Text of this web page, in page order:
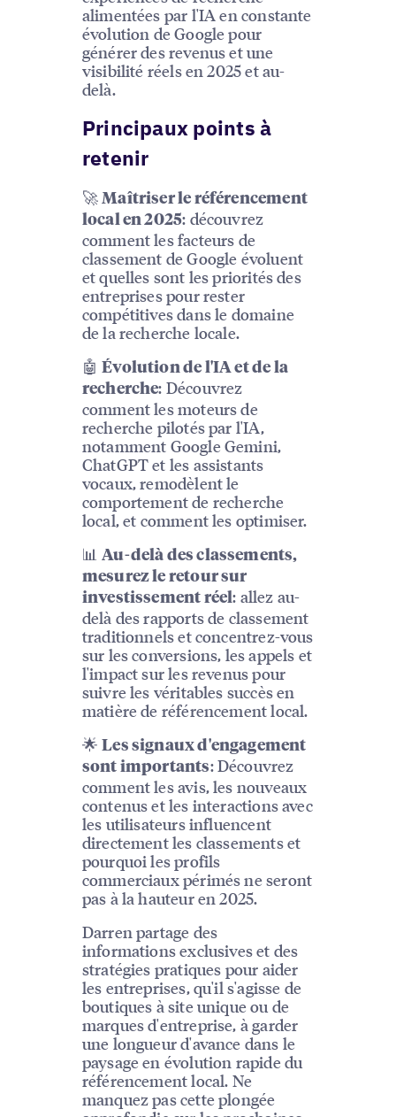
alimentées par l'IA en constante
évolution de Google pour
générer des revenus et une
visibilité réels en 2025 et au-
delà.
Principaux points à
retenir
🚀 Maîtriser le référencement
local en 2025: découvrez
comment les facteurs de
classement de Google évoluent
et quelles sont les priorités des
entreprises pour rester
compétitives dans le domaine
de la recherche locale.
🤖Évolution de l'IA et de la
recherche: Découvrez
comment les moteurs de
recherche pilotés par l'IA,
notamment Google Gemini,
ChatGPT et les assistants
vocaux, remodèlent le
comportement de recherche
local, et comment les optimiser.
📊 Au-delà des classements,
mesurez le retour sur
investissement réel: allez au-
delà des rapports de classement
traditionnels et concentrez-vous
sur les conversions, les appels et
l'impact sur les revenus pour
suivre les véritables succès en
matière de référencement local.
🌟Les signaux d'engagement
sont importants: Découvrez
comment les avis, les nouveaux
contenus et les interactions avec
les utilisateurs influencent
directement les classements et
pourquoi les profils
commerciaux périmés ne seront
pas à la hauteur en 2025.
Darren partage des
informations exclusives et des
stratégies pratiques pour aider
les entreprises, qu'il s'agisse de
boutiques à site unique ou de
marques d'entreprise, à garder
une longueur d'avance dans le
paysage en évolution rapide du
référencement local. Ne
manquez pas cette plongée